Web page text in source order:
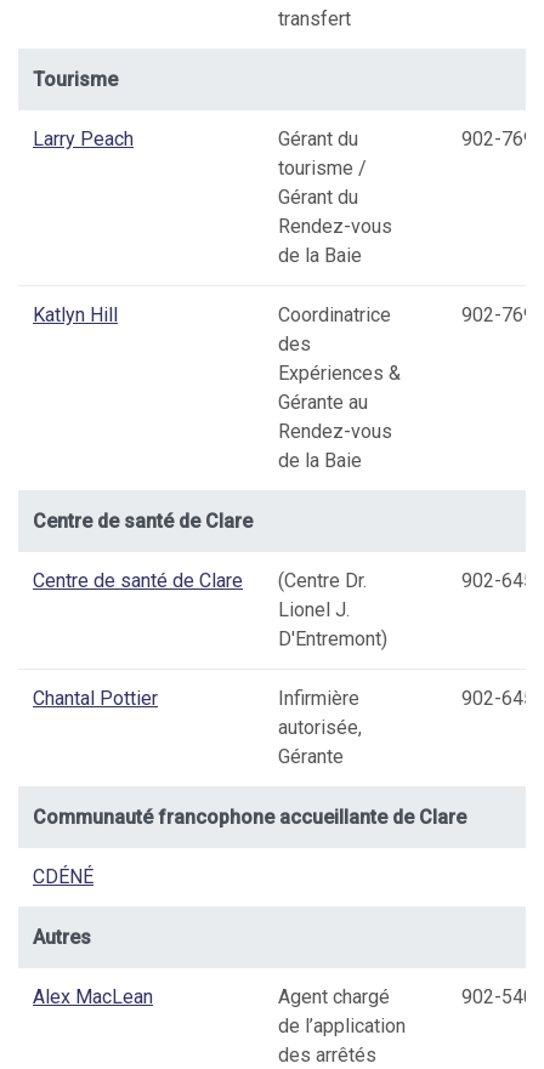
transfert
Tourisme
Larry Peach
Gérant du
tourisme /
Gérant du
Rendez-vous
de la Baie
902-
Katlyn Hill
Coordinatrice
des
Expériences &
Gérante au
Rendez-vous
de la Baie
902-
Centre de santé de Clare
Centre de santé de Clare
(Centre Dr.
Lionel J.
D'Entremont)
902-
Chantal Pottier
Infirmière
autorisée,
Gérante
902-
Communauté francophone accueillante de Clare
CDÉNÉ
Autres
Alex MacLean
Agent chargé
de l’application
des arrêtés
902-